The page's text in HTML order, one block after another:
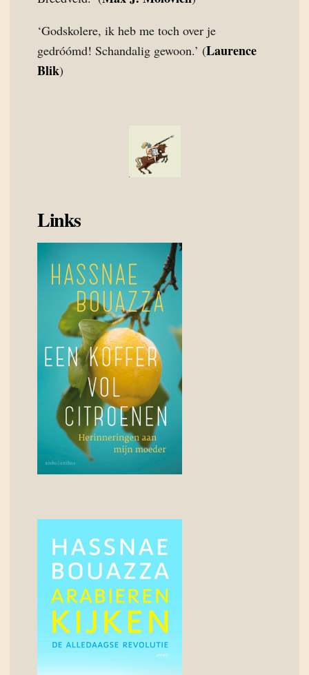
‘Godskolere, ik heb me toch over je
gedróómd! Schandalig gewoon.’ (Laurence
Blik)
Links